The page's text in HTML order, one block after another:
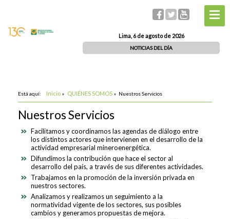
Lima, 6 de agosto de 2026
NOTICIAS DEL DÍA
Está aquí: Inicio » QUIÉNES SOMOS » Nuestros Servicios
Nuestros Servicios
Facilitamos y coordinamos las agendas de diálogo entre
los distintos actores que intervienen en el desarrollo de la
actividad empresarial mineroenergética.
Difundimos la contribución que hace el sector al
desarrollo del país, a través de sus diferentes actividades.
Trabajamos en la promoción de la inversión privada en
nuestros sectores.
Analizamos y realizamos un seguimiento a la
normatividad vigente de los sectores, sus posibles
cambios y generamos propuestas de mejora.